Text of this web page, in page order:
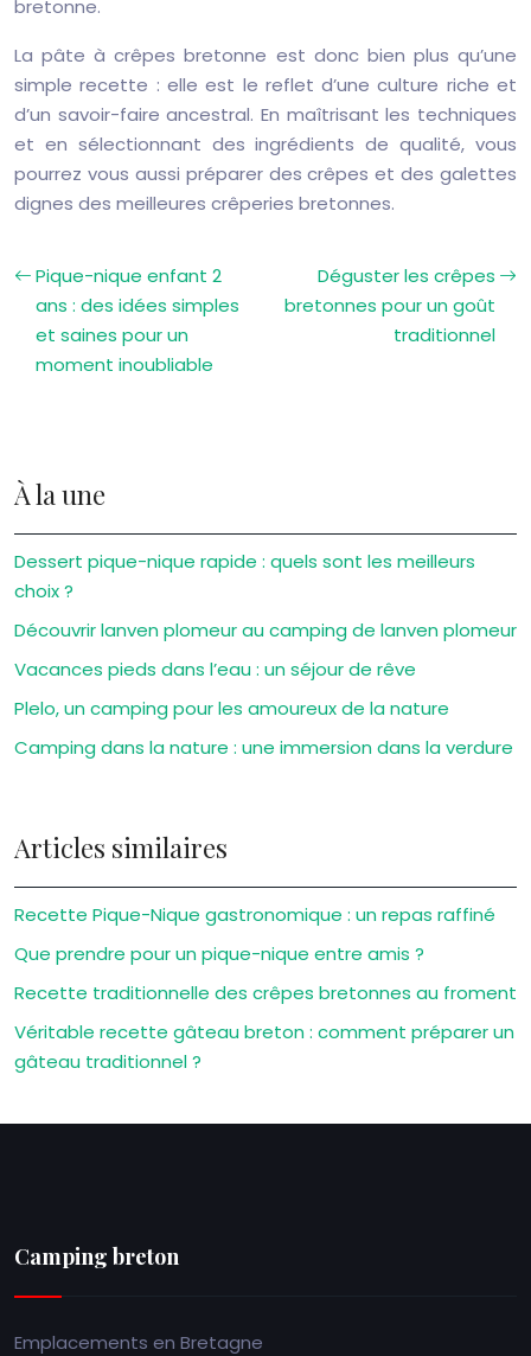
bretonne.
La pâte à crêpes bretonne est donc bien plus qu’une
simple recette : elle est le reflet d’une culture riche et
d’un savoir-faire ancestral. En maîtrisant les techniques
et en sélectionnant des ingrédients de qualité, vous
pourrez vous aussi préparer des crêpes et des galettes
dignes des meilleures crêperies bretonnes.
Pique-nique enfant 2
ans : des idées simples
et saines pour un
moment inoubliable
Déguster les crêpes
bretonnes pour un goût
traditionnel
À la une
Dessert pique-nique rapide : quels sont les meilleurs
choix ?
Découvrir lanven plomeur au camping de lanven plomeur
Vacances pieds dans l’eau : un séjour de rêve
Plelo, un camping pour les amoureux de la nature
Camping dans la nature : une immersion dans la verdure
Articles similaires
Recette Pique-Nique gastronomique : un repas raffiné
Que prendre pour un pique-nique entre amis ?
Recette traditionnelle des crêpes bretonnes au froment
Véritable recette gâteau breton : comment préparer un
gâteau traditionnel ?
Camping breton
Emplacements en Bretagne